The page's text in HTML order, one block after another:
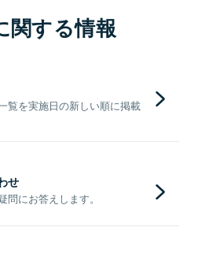
関する情報
覧を実施日の新しい順に掲載
せ
にお答えします。